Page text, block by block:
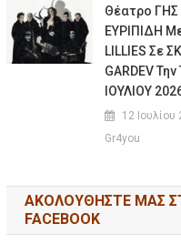
Θέατρο ΓΗΣ
ΕΥΡΙΠΙΔΗ
LILLIES Σε
GARDEV
ΙΟΥΛΙΟΥ
12 Ιουλίου
Gr4you
ΑΚΟΛΟΥΘΉΣΤΕ ΜΑΣ
FACEBOOK